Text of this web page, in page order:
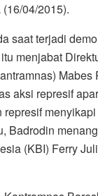
04/2015).
saat terjadi
menjabat
Mabes
aksi represif
represif
Badrodin
(KBI) Ferry